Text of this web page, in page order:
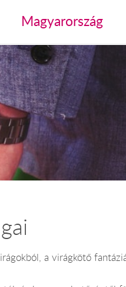
Magyarország
a virágkötő